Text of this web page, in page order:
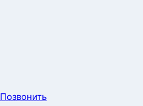
Позвонить